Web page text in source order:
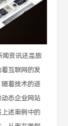
闻资讯还是旅
互联网的发
着技术的进
态企业网站
述案例中的